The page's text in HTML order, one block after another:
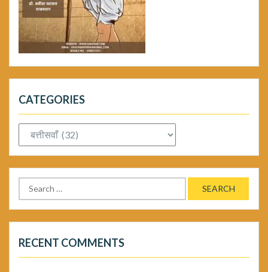
CATEGORIES
Categories
Search
for:
RECENT COMMENTS